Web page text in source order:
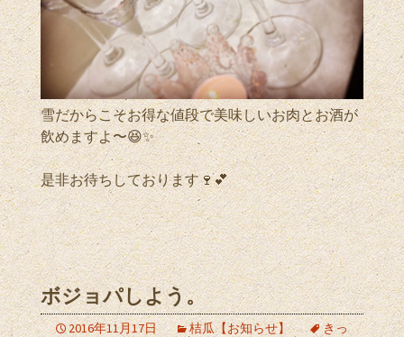
雪だからこそお得な値段で美味しいお肉とお酒が
飲めますよ〜😆✨
是非お待ちしております🍷💕
ボジョパしよう。
2016年11月17日 桔瓜【お知らせ】
きっ